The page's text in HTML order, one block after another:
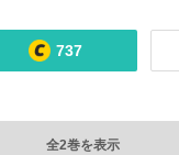
737
全2巻を表示